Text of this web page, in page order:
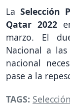
La Selección
Qatar 2022
marzo. El
Nacional a
nacional
pase a la
TAGS: